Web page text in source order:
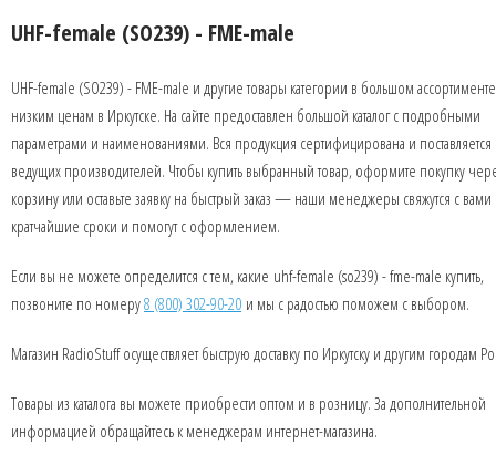
UHF-female (SO239) - FME-male
UHF-female (SO239) - FME-male и другие товары категории в большом
низким ценам в Иркутске. На сайте предоставлен большой каталог с подробными
параметрами и наименованиями. Вся продукция сертифицирована и поставляется
ведущих производителей. Чтобы купить выбранный товар, оформите покупку
корзину или оставьте заявку на быстрый заказ — наши менеджеры свяжутся с вами
кратчайшие сроки и помогут с оформлением.
Если вы не можете определится с тем, какие uhf-female (so239) - fme-male купить,
позвоните по номеру8 (800) 302-90-20 и мы с радостью поможем с выбором.
Магазин RadioStuff осуществляет быструю доставку по Иркутску и другим городам
Товары из каталога вы можете приобрести оптом и в розницу. За дополнительной
информацией обращайтесь к менеджерам интернет-магазина.